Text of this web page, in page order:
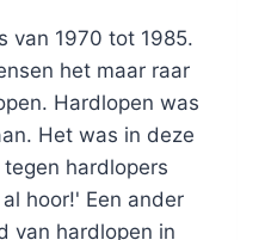
van 1970 tot 1985.
het maar raar
Hardlopen was
Het was in deze
hardlopers
hoor!' Een ander
van hardlopen in